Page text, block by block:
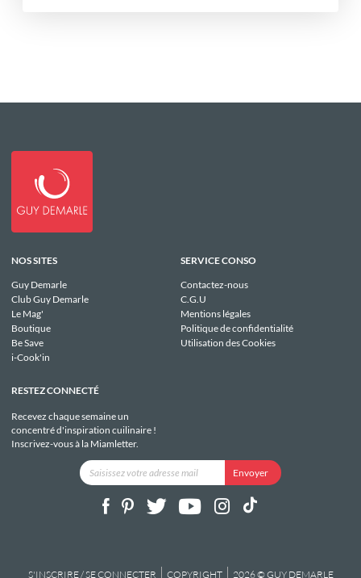
NOS SITES
Guy Demarle
Club Guy Demarle
Le Mag'
Boutique
Be Save
i-Cook'in
SERVICE CONSO
Contactez-nous
C.G.U
Mentions légales
Politique de confidentialité
Utilisation des Cookies
RESTEZ CONNECTÉ
Recevez chaque semaine un
concentré d'inspiration cuilinaire !
Inscrivez-vous à la Miamletter.
S'INSCRIRE / SE CONNECTER COPYRIGHT 2026 © GUY DEMARLE